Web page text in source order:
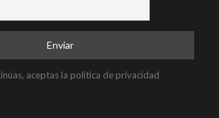
aceptas la política de privacidad